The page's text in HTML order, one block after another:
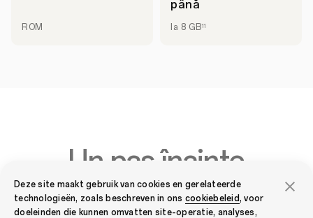
ROM
până
la 8 GB11
Un pas înainte
cu camera
Deze site maakt gebruik van cookies en gerelateerde
technologieën, zoals beschreven in ons cookiebeleid, voor
doeleinden die kunnen omvatten site-operatie, analyses,